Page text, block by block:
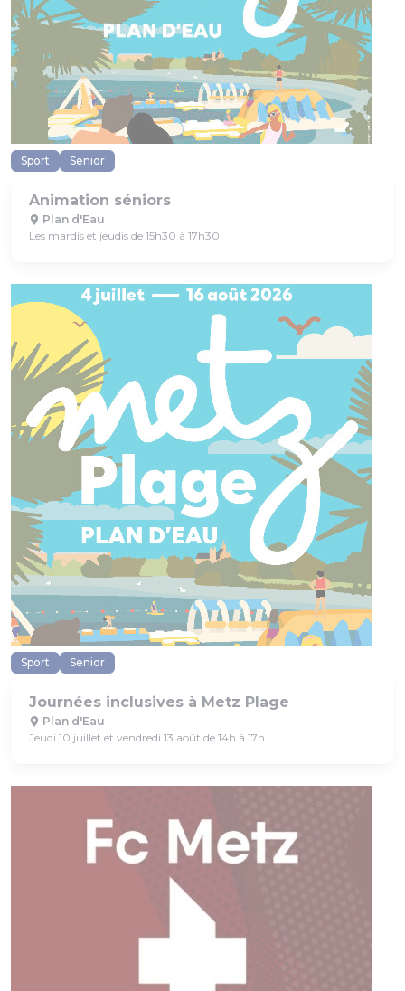
Sport Senior
Animation séniors
Plan d'Eau
Les mardis et jeudis de 15h30 à 17h30
Sport Senior
Journées inclusives à Metz Plage
Plan d'Eau
Jeudi 10 juillet et vendredi 13 août de 14h à 17h